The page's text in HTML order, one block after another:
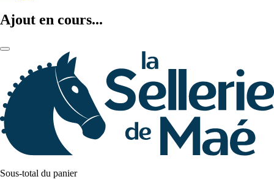
Ajout en cours...
Sous-total du panier